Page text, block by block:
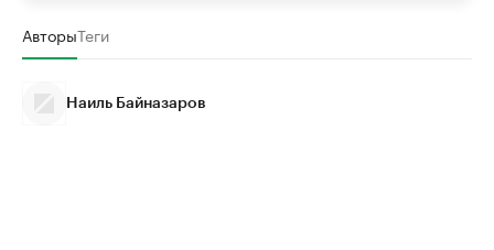
АвторыТеги
Наиль Байназаров